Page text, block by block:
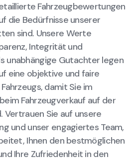
Fahrzeugbewertungen
die Bedürfnisse unserer
sind. Unsere Werte
Integrität und
unabhängige Gutachter legen
eine objektive und faire
damit Sie im
Fahrzeugverkauf auf der
Vertrauen Sie auf unsere
und unser engagiertes Team,
Ihnen den bestmöglichen
Ihre Zufriedenheit in den